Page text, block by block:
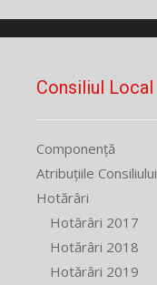
Consiliul Local
Componență
Atribuțiile Consiliului
Hotărâri
Hotărâri 2017
Hotărâri 2018
Hotărâri 2019